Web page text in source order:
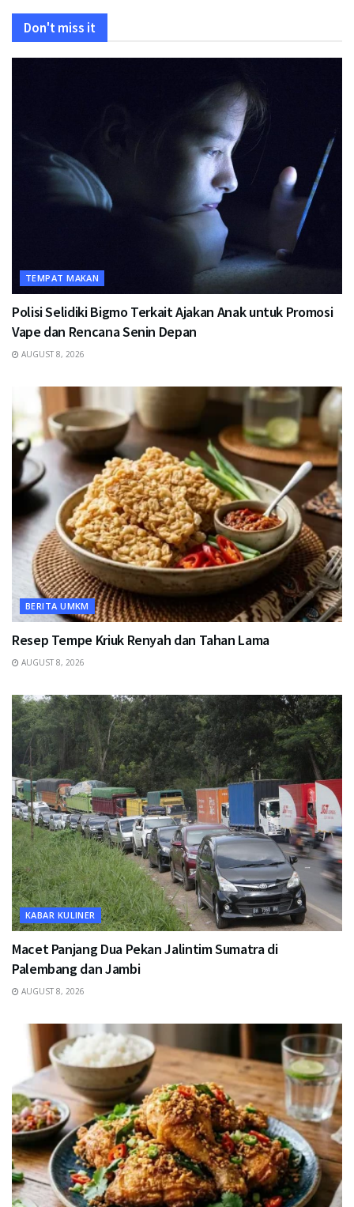
Don't miss it
TEMPAT MAKAN
Polisi Selidiki Bigmo Terkait Ajakan Anak untuk Promosi
Vape dan Rencana Senin Depan
AUGUST 8, 2026
BERITA UMKM
Resep Tempe Kriuk Renyah dan Tahan Lama
AUGUST 8, 2026
KABAR KULINER
Macet Panjang Dua Pekan Jalintim Sumatra di
Palembang dan Jambi
AUGUST 8, 2026